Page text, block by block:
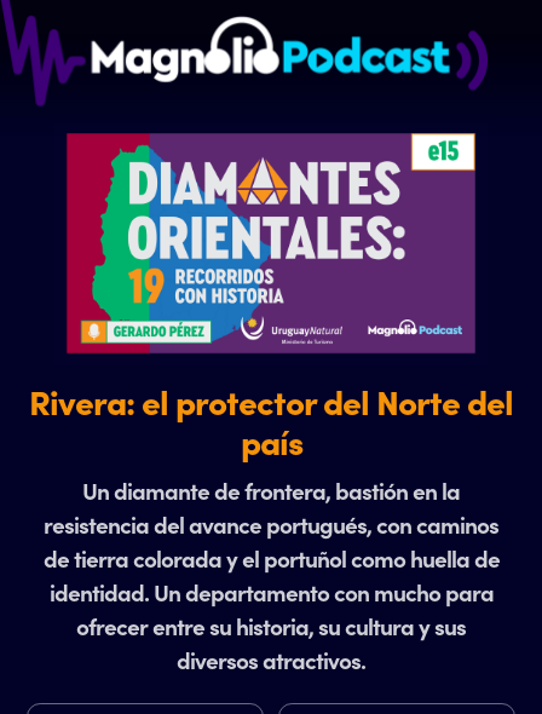
Rivera: el protector del Norte del
país
Un diamante de frontera, bastión en la
resistencia del avance portugués, con caminos
de tierra colorada y el portuñol como huella de
identidad. Un departamento con mucho para
ofrecer entre su historia, su cultura y sus
diversos atractivos.